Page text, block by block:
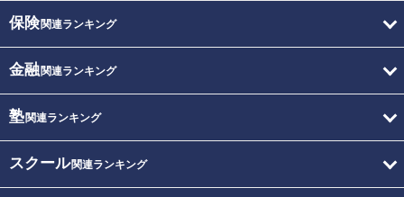
保険関連ランキング
金融関連ランキング
塾関連ランキング
スクール関連ランキング